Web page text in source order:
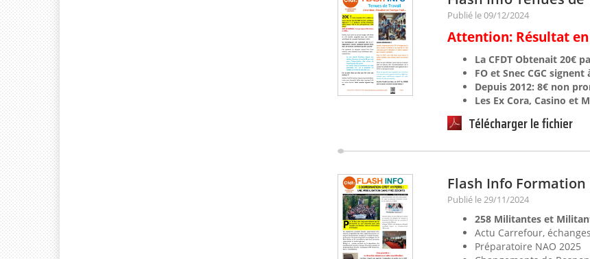
Publié le 09/12/2024
Attention: Résultat en
La CFDT Obtenait 20€
FO et Snec CGC
Depuis 2012: 8€ non
Les Ex Cora, Casino et
Télécharger le fichier
Flash Info
Publié le 29/11/2024
258 Militantes et
Actu Carrefour,
Préparatoire NAO 2025